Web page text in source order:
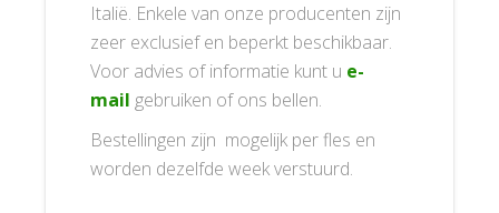
Italië. Enkele van onze producenten zijn
zeer exclusief en beperkt beschikbaar.
Voor advies of informatie kunt u e-
mail gebruiken of ons bellen.
Bestellingen zijn mogelijk per fles en
worden dezelfde week verstuurd.